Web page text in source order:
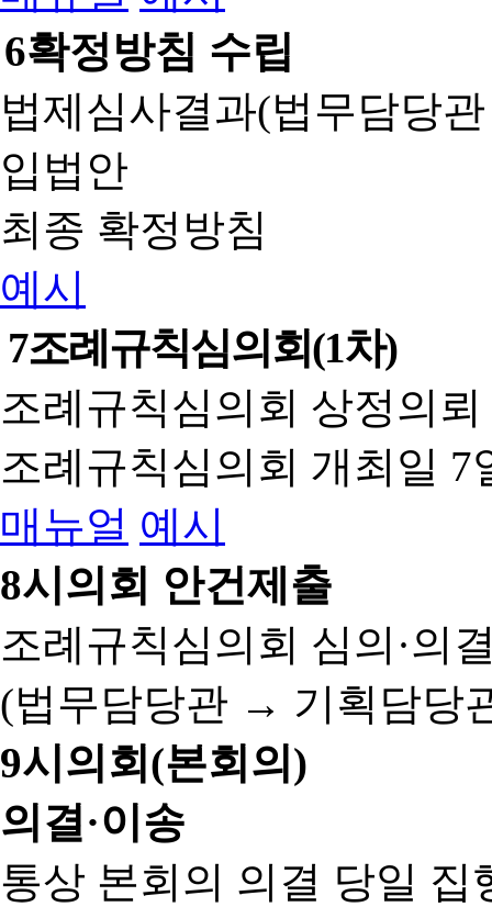
6확정방침 수립
법제심사결과(법무담당
입법안
최종 확정방침
예시
7조례규칙심의회(1차)
조례규칙심의회 상정의
조례규칙심의회 개최일 7
매뉴얼 예시
8시의회 안건제출
조례규칙심의회 심의·의
(법무담당관 → 기획담당
9시의회(본회의)
의결·이송
통상 본회의 의결 당일 집